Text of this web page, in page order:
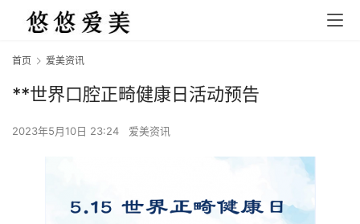
首页 爱美资讯
**世界口腔正畸健康日活动预告
2023年5月10日 23:24 爱美资讯